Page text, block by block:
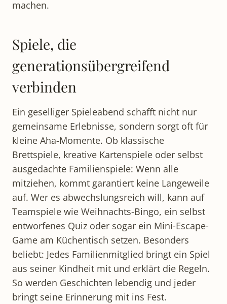
machen.
Spiele, die
generationsübergreifend
verbinden
Ein geselliger Spieleabend schafft nicht nur
gemeinsame Erlebnisse, sondern sorgt oft für
kleine Aha-Momente. Ob klassische
Brettspiele, kreative Kartenspiele oder selbst
ausgedachte Familienspiele: Wenn alle
mitziehen, kommt garantiert keine Langeweile
auf. Wer es abwechslungsreich will, kann auf
Teamspiele wie Weihnachts-Bingo, ein selbst
entworfenes Quiz oder sogar ein Mini-Escape-
Game am Küchentisch setzen. Besonders
beliebt: Jedes Familienmitglied bringt ein Spiel
aus seiner Kindheit mit und erklärt die Regeln.
So werden Geschichten lebendig und jeder
bringt seine Erinnerung mit ins Fest.​